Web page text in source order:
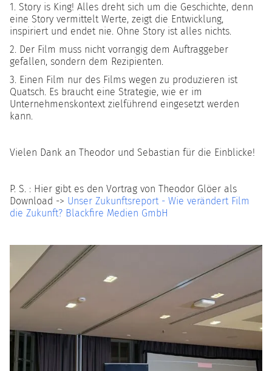
1. Story is King! Alles dreht sich um die Geschichte, denn
eine Story vermittelt Werte, zeigt die Entwicklung,
inspiriert und endet nie. Ohne Story ist alles nichts.
2. Der Film muss nicht vorrangig dem Auftraggeber
gefallen, sondern dem Rezipienten.
3. Einen Film nur des Films wegen zu produzieren ist
Quatsch. Es braucht eine Strategie, wie er im
Unternehmenskontext zielführend eingesetzt werden
kann.
Vielen Dank an Theodor und Sebastian für die Einblicke!
P. S. : Hier gibt es den Vortrag von Theodor Glöer als
Download -> ⁣Unser Zukunftsreport - Wie verändert Film
die Zukunft? Blackfire Medien GmbH